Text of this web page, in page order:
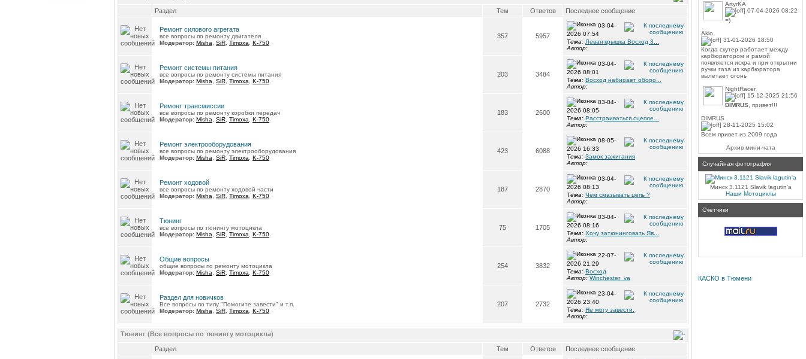
Раздел Тем Ответов Последнее сообщение
Ремонт силового агрегата
все вопросы по ремонту двигателя
Модератор: Misha SiR Timoxa K-750
357 5957
03-04-
2026 07:54
Тема: Левая крышка Восход 3...
Автор:
Ремонт системы питания
все вопросы по ремонту системы питания
Модератор: Misha SiR Timoxa K-750
203 3484
03-04-
2026 08:01
Тема: Восход набирает оборо...
Автор:
Ремонт трансмиссии
все вопросы по ремонту коробки передач
Модератор: Misha SiR Timoxa K-750
183 2600
03-04-
2026 08:05
Тема: Расстраиваться сцепле...
Автор:
Ремонт электрооборудования
все вопросы по ремонту электрооборудования
Модератор: Misha SiR Timoxa K-750
423 6088
08-05-
2026 16:33
Тема: Замок зажигания
Автор:
Ремонт ходовой
все вопросы по ремонту ходовой части
Модератор: Misha SiR Timoxa K-750
187 2870
03-04-
2026 08:13
Тема: Чем смазывать цепь ?
Автор:
Тюнинг
все вопросы по тюнингу мотоцикла
Модератор: Misha SiR Timoxa K-750
75 1705
03-04-
2026 08:16
Тема: Хочу затюнинговать Яв...
Автор:
Общие вопросы
общие вопросы по ремонту мотоцикла
Модератор: Misha SiR Timoxa K-750
254 3832
22-07-
2026 21:29
Тема: Восход
Автор: Winchester_va
Раздел для новичков
Все вопросы по типу "Помогите завести" и т.п.
Модератор: Misha SiR Timoxa K-750
207 2732
23-04-
2026 23:40
Тема: Не могу завести.
Автор:
Тюнинг (Все вопросы по тюнингу мотоцикла)
Раздел Тем Ответов Последнее сообщение
ArtyrKA
07-04-2026 08:22
=)
Akio
31-01-2026 18:50
Когда скутер работает между
карбюратором и рамой
появляется искра и при открытии
ручки газа из карбюратора
вылетает огонь
NightRacer
15-12-2025 21:56
DIMRUS , привет!!!
DIMRUS
28-11-2025 15:02
Всем привет из 2009 года
Архив мини-чата
Случайная фотография
Минск 3.1121 Slavik lagutin'a
Наши Мотоциклы
Счетчики
КАСКО в Тюмени